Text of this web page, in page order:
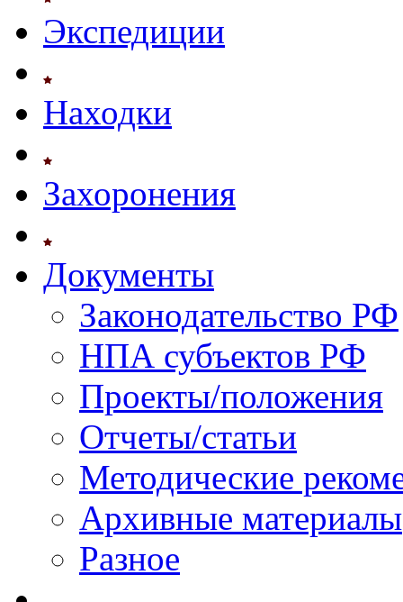
Экспедиции
Находки
Захоронения
Документы
Законодательство РФ
НПА субъектов РФ
Проекты/положения
Отчеты/статьи
Методические
Архивные материалы
Разное